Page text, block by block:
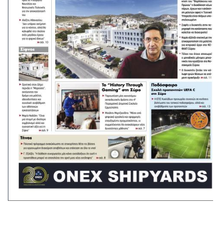
Ειδικό Χωροταξικό για τον Τουρισμό: Οι νέοι
κανόνες για επενδύσεις, νησιά και
προορισμούς υπό πίεση
4 ώρες 4 λεπτά πρίν
Ήττα της Σάκκαρη με 2-0 από την Γκοφ και
αποκλεισμός στο Τορόντο
4 ώρες 23 λεπτά πρίν